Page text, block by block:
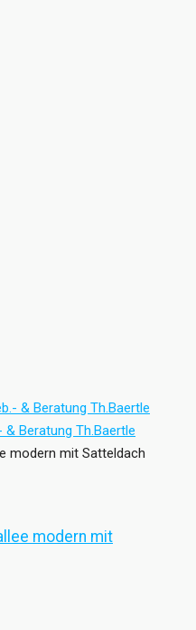
Beratung Th.Baertle
modern mit